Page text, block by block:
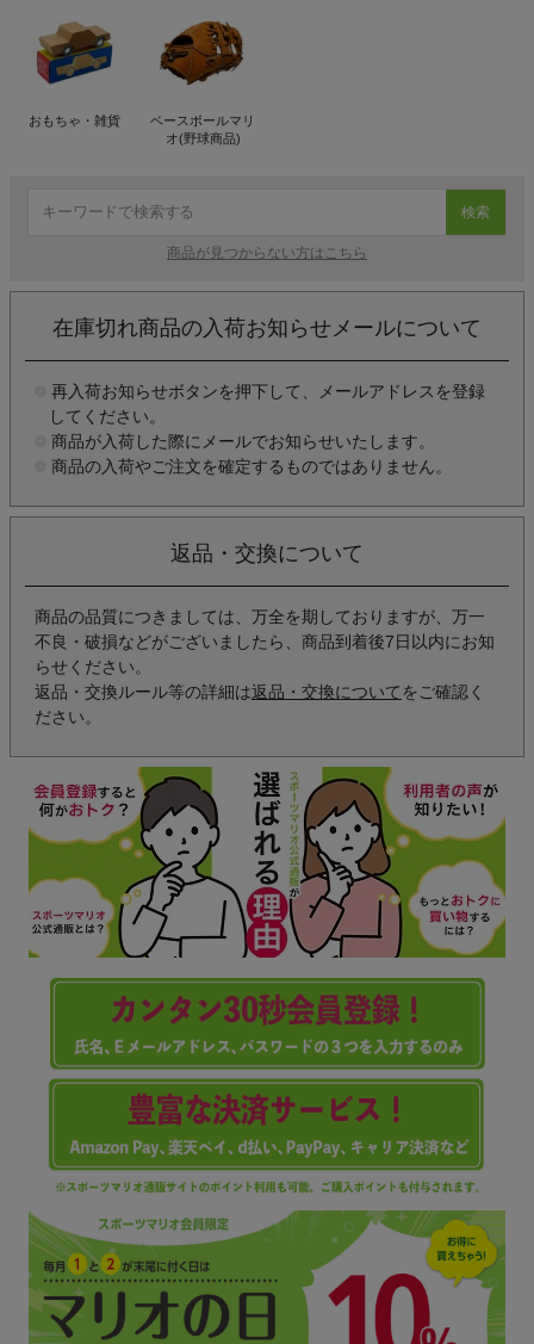
おもちゃ・雑貨
ベースボールマリ
オ(野球商品)
検索
商品が見つからない方はこちら
在庫切れ商品の入荷お知らせメールについて
再入荷お知らせボタンを押下して、メールアドレスを登録
してください。
商品が入荷した際にメールでお知らせいたします。
商品の入荷やご注文を確定するものではありません。
返品・交換について
商品の品質につきましては、万全を期しておりますが、万一
不良・破損などがございましたら、商品到着後7日以内にお知
らせください。
返品・交換ルール等の詳細は返品・交換について をご確認く
ださい。